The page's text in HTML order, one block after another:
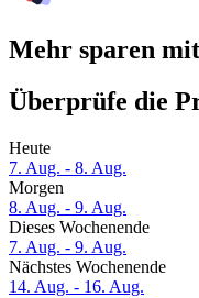
Mehr sparen
Überprüfe die
Heute
7. Aug. - 8. Aug.
Morgen
8. Aug. - 9. Aug.
Dieses Wochenende
7. Aug. - 9. Aug.
Nächstes Wochenende
14. Aug. - 16. Aug.